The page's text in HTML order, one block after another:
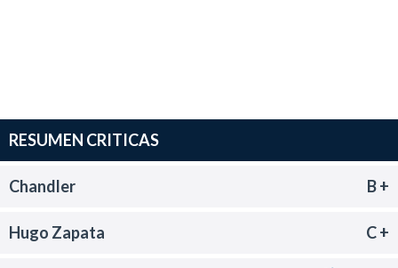
RESUMEN CRITICAS
Chandler B +
Hugo Zapata C +